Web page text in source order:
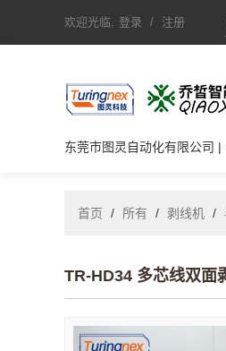
欢迎光临, 登录 / 注册
东莞市图灵自动化有限公司
首页 / 所有 / 剥线机 /
TR-HD34 多芯线双面